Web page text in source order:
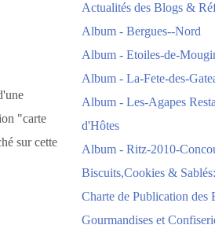
"carte
sur cette
Actualités des Blogs &
Album - Bergues--Nord
Album - Etoiles-de-
Album - La-Fete-des-
Album - Les-Agapes
d'Hôtes
Album - Ritz-2010-
Biscuits,Cookies &
Charte de Publication des
Gourmandises et